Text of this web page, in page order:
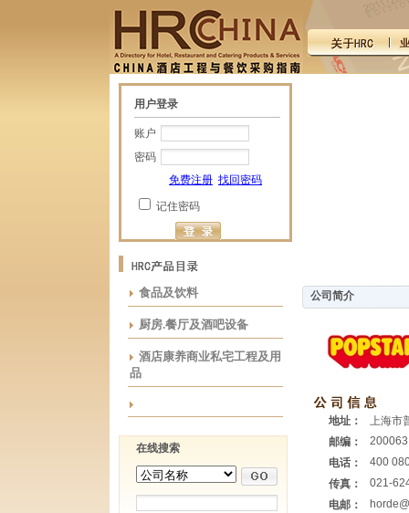
用户登录
账户
密码
免费注册 找回密码
记住密码
食品及饮料
厨房.餐厅及酒吧设备
酒店康养商业私宅工程及用
品
在线搜索
公司简介
地址：
上海市
邮编：
200063
电话：
400
传真：
021-
电邮：